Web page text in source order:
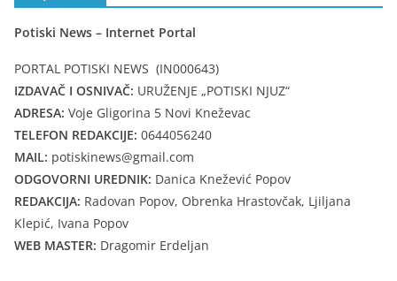
Potiski News – Internet Portal
PORTAL POTISKI NEWS (IN000643)
IZDAVAČ I OSNIVAČ: URUŽENJE „POTISKI NJUZ“
ADRESA: Voje Gligorina 5 Novi Kneževac
TELEFON REDAKCIJE: 0644056240
MAIL: potiskinews@gmail.com
ODGOVORNI UREDNIK: Danica Knežević Popov
REDAKCIJA: Radovan Popov, Obrenka Hrastovčak, Ljiljana
Klepić, Ivana Popov
WEB MASTER: Dragomir Erdeljan